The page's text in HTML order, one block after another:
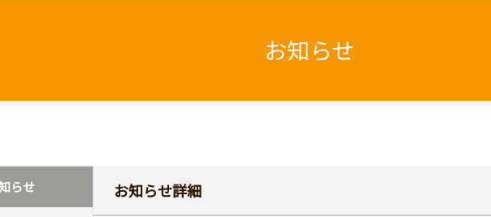
お知らせ
お知らせ詳細
らせ